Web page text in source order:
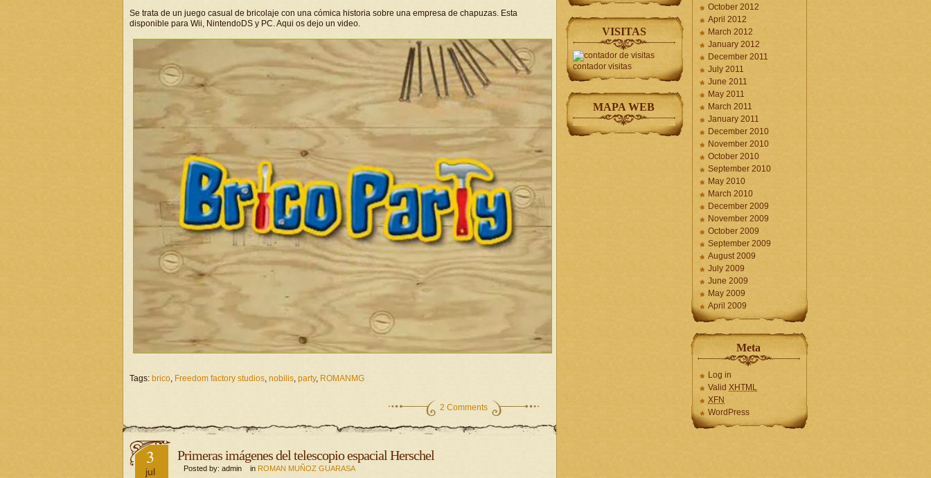
Se trata de un juego casual de bricolaje con una cómica historia sobre una empresa de chapuzas. Esta
disponible para Wii, NintendoDS y PC. Aqui os dejo un video.
Tags: brico, Freedom factory studios, nobilis, party, ROMANMG
2 Comments
3
jul
Primeras imágenes del telescopio espacial Herschel
Posted by: admin in ROMAN MUÑOZ GUARASA
VISITAS
contador visitas
MAPA WEB
October 2012
April 2012
March 2012
January 2012
December 2011
July 2011
June 2011
May 2011
March 2011
January 2011
December 2010
November 2010
October 2010
September 2010
May 2010
March 2010
December 2009
November 2009
October 2009
September 2009
August 2009
July 2009
June 2009
May 2009
April 2009
Meta
Log in
Valid XHTML
XFN
WordPress